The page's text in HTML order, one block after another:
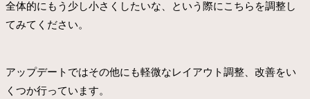
全体的にもう少し小さくしたいな、という際にこちらを調整し
てみてください。
アップデートではその他にも軽微なレイアウト調整、改善をい
くつか行っています。